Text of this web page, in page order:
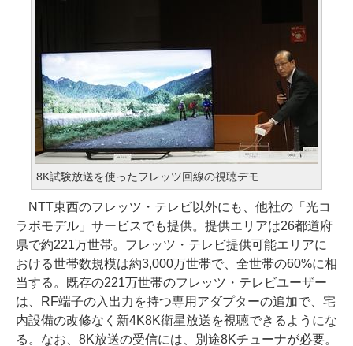
8K試験放送を使ったフレッツ回線の視聴デモ
NTT東西のフレッツ・テレビ以外にも、他社の「光コ
ラボモデル」サービスでも提供。提供エリアは26都道府
県で約221万世帯。フレッツ・テレビ提供可能エリアに
おける世帯数規模は約3,000万世帯で、全世帯の60%に相
当する。既存の221万世帯のフレッツ・テレビユーザー
は、RF端子の入出力を持つ専用アダプターの追加で、宅
内設備の改修なく新4K8K衛星放送を視聴できるようにな
る。なお、8K放送の受信には、別途8Kチューナが必要。